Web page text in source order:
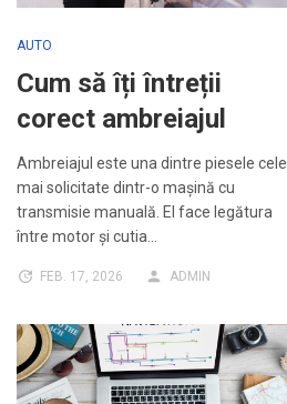
AUTO
Cum să îți întreții
corect ambreiajul
Ambreiajul este una dintre piesele cele
mai solicitate dintr-o mașină cu
transmisie manuală. El face legătura
între motor și cutia…
FEB. 17, 2026 ADMIN